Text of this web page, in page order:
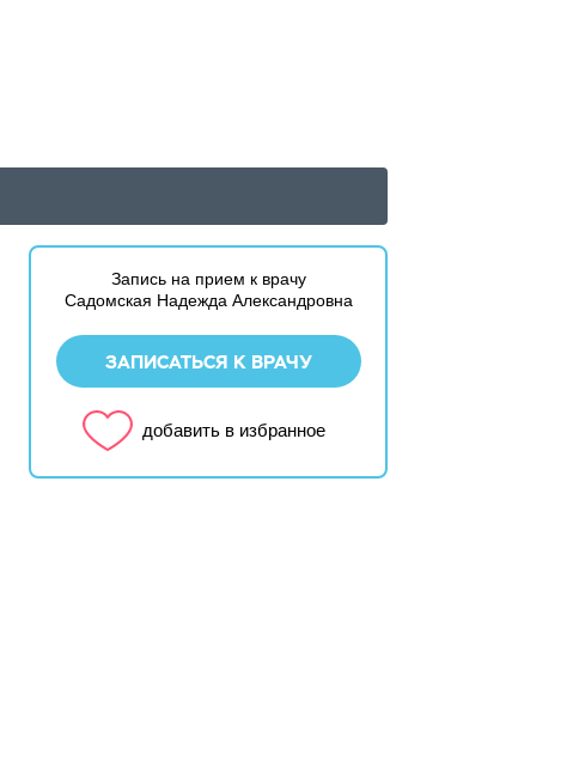
Запись на прием к врачу
Садомская Надежда Александровна
ЗАПИСАТЬСЯ К ВРАЧУ
добавить в избранное